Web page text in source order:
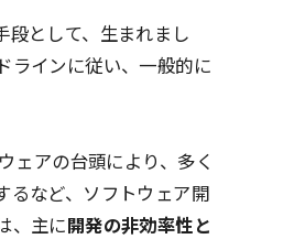
段として、生まれまし
ラインに従い、一般的に
ェアの台頭により、多く
るなど、ソフトウェア開
、主に 開発の非効率性と